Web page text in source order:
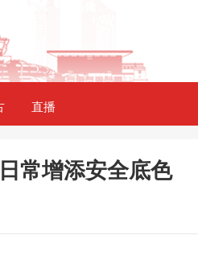
直播
常增添安全底色